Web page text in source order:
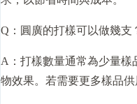
Q：圓廣的打樣可以做幾支
A：打樣數量通常為少量樣
物效果。若需要更多樣品